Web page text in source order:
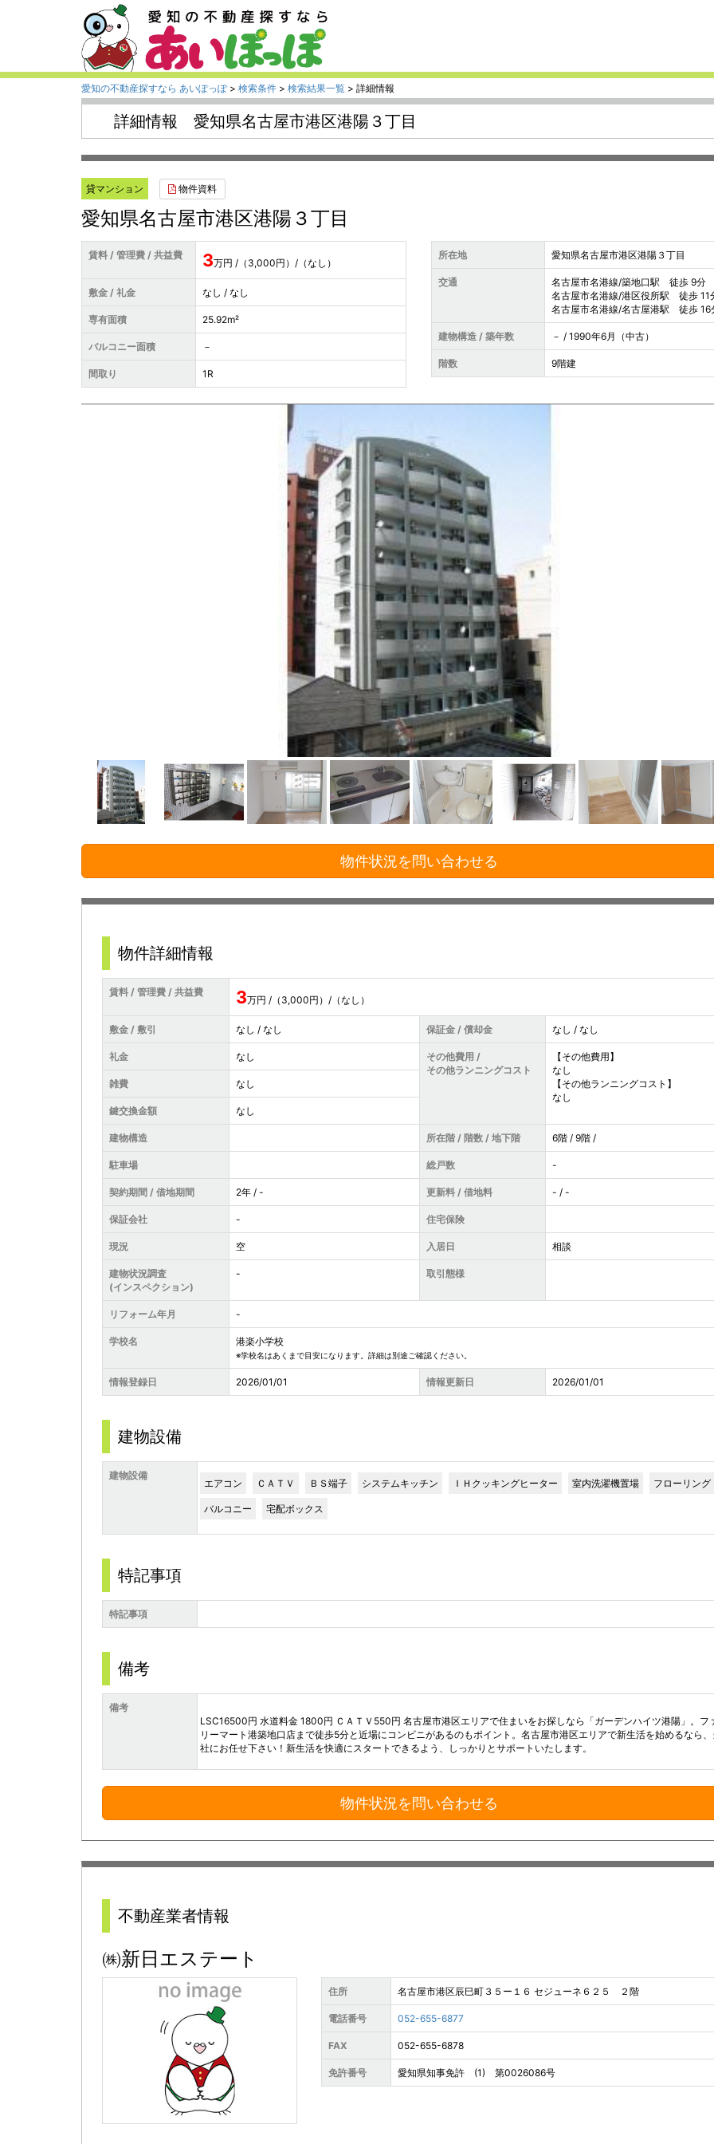
愛知の不動産探すなら あいぽっぽ> 検索条件 > 検索結果一覧 > 詳細情報
詳細情報 愛知県名古屋市港区港陽３丁目
貸マンション 物件資料
愛知県名古屋市港区港陽３丁目
賃料 / 管理費 / 共益費 3万円 /（3,000円）/（なし）
敷金 / 礼金 なし / なし
専有面積 25.92m²
バルコニー面積 －
間取り 1R
所在地 愛知県名古屋市港区港陽３丁目
交通
名古屋市名港線/築地口駅 徒歩 9分
名古屋市名港線/港区役所駅 徒歩 11
名古屋市名港線/名古屋港駅 徒歩 16
建物構造 / 築年数 － / 1990年6月（中古）
階数 9階建
物件状況を問い合わせる
物件詳細情報
賃料 / 管理費 / 共益費 3万円 /（3,000円）/（なし）
敷金 / 敷引 なし / なし 保証金 / 償却金 なし / なし
礼金 なし
その他費用 /
その他ランニングコスト
【その他費用】
なし
【その他ランニングコスト】
なし
雑費 なし
鍵交換金額 なし
建物構造 所在階 / 階数 / 地下階 6階 / 9階 /
駐車場 総戸数 -
契約期間 / 借地期間 2年 / - 更新料 / 借地料 - / -
保証会社 - 住宅保険
現況 空 入居日 相談
建物状況調査
(インスペクション)
- 取引態様
リフォーム年月 -
学校名 港楽小学校
※学校名はあくまで目安になります。詳細は別途ご確認ください。
情報登録日 2026/01/01 情報更新日 2026/01/01
建物設備
建物設備
エアコン ＣＡＴＶ ＢＳ端子 システムキッチン ＩＨクッキングヒーター 室内洗濯機置場 フローリング
バルコニー 宅配ボックス
特記事項
特記事項
備考
備考
LSC16500円 水道料金 1800円 ＣＡＴＶ550円 名古屋市港区エリアで住まいをお探しなら「ガーデンハイツ港陽」。フ
リーマート港築地口店まで徒歩5分と近場にコンビニがあるのもポイント。名古屋市港区エリアで新生活を始めるなら
社にお任せ下さい！新生活を快適にスタートできるよう、しっかりとサポートいたします。
物件状況を問い合わせる
不動産業者情報
㈱新日エステート
住所 名古屋市港区辰巳町３５ー１６ セジューネ６２５ ２階
電話番号 052-655-6877
FAX 052-655-6878
免許番号 愛知県知事免許 (1) 第0026086号